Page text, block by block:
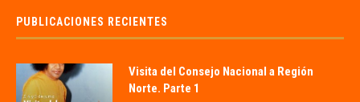
PUBLICACIONES RECIENTES
Visita del Consejo Nacional a Región
Norte. Parte 1